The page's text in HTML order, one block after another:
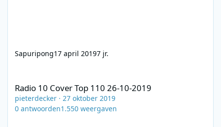
Sapuripong17 april 20197 jr.
Radio 10 Cover Top 110 26-10-2019
pieterdecker · 27 oktober 2019
0 antwoorden1.550 weergaven